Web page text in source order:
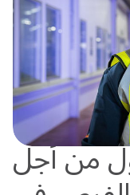
من أجل